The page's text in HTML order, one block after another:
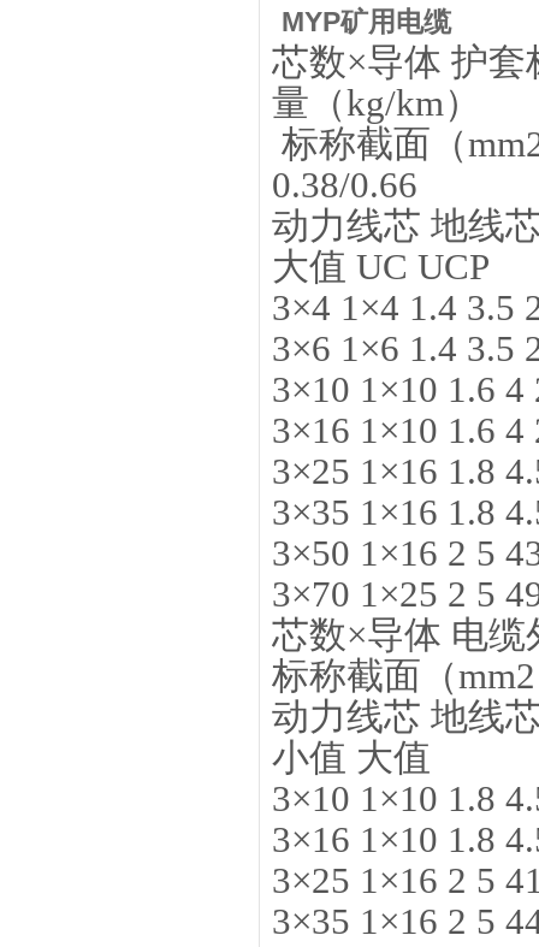
MYP矿用电缆
芯数×导体 护套
量（kg/km）
标称截面（
0.38/0.66
动力线芯 地线
大值 UC UCP
3×4 1×4 1.4 3.5
3×6 1×6 1.4 3.5
3×10 1×10 1.6 4
3×16 1×10 1.6 4
3×25 1×16 1.8
3×35 1×16 1.8
3×50 1×16 2 5
3×70 1×25 2 5
芯数×导体 电缆
标称截面（
动力线芯 地线
小值 大值
3×10 1×10 1.8
3×16 1×10 1.8
3×25 1×16 2 5
3×35 1×16 2 5